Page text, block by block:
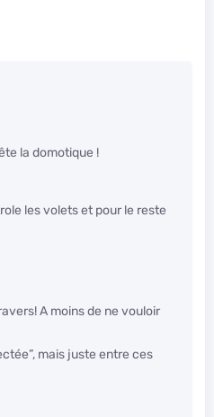
la domotique !
les volets et pour le reste
A moins de ne vouloir
mais juste entre ces